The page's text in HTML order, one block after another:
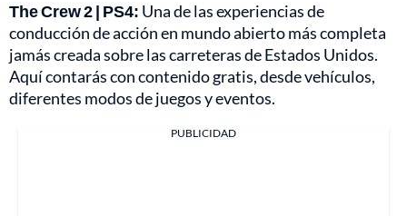
The Crew 2 | PS4: Una de las experiencias de
conducción de acción en mundo abierto más completa
jamás creada sobre las carreteras de Estados Unidos.
Aquí contarás con contenido gratis, desde vehículos,
diferentes modos de juegos y eventos.
PUBLICIDAD